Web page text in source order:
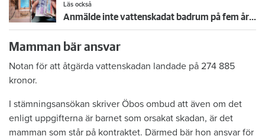
Läs också
Anmälde inte vattenskadat badrum på fem år – krävs på 125 000 kronor
Mamman bär ansvar
Notan för att åtgärda vattenskadan landade på 274 885
kronor.
I stämningsansökan skriver Öbos ombud att även om det
enligt uppgifterna är barnet som orsakat skadan, är det
mamman som står på kontraktet. Därmed bär hon ansvar för